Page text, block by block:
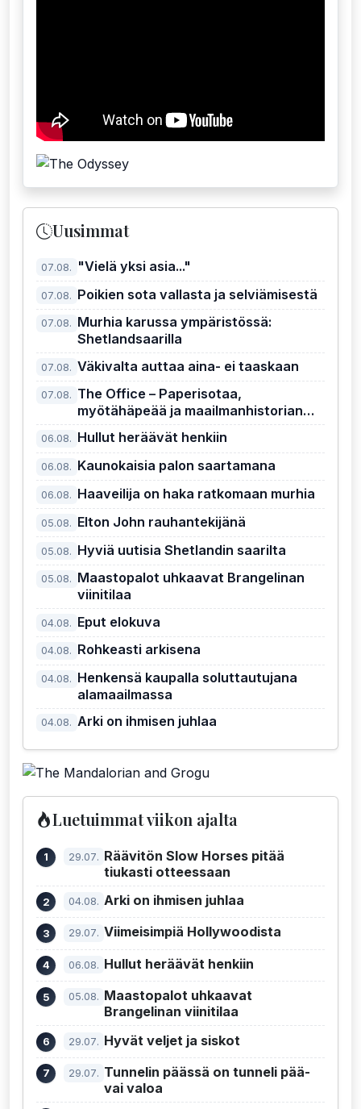
Uusimmat
07.08. "Vielä yksi asia..."
07.08. Poikien sota vallasta ja selviämisestä
07.08. Murhia karussa ympäristössä:
Shetlandsaarilla
07.08. Väkivalta auttaa aina- ei taaskaan
07.08. The Office – Paperisotaa,
myötähäpeää ja maailmanhistorian
kiusallisin pomo
06.08. Hullut heräävät henkiin
06.08. Kaunokaisia palon saartamana
06.08. Haaveilija on haka ratkomaan murhia
05.08. Elton John rauhantekijänä
05.08. Hyviä uutisia Shetlandin saarilta
05.08. Maastopalot uhkaavat Brangelinan
viinitilaa
04.08. Eput elokuva
04.08. Rohkeasti arkisena
04.08. Henkensä kaupalla soluttautujana
alamaailmassa
04.08. Arki on ihmisen juhlaa
Luetuimmat viikon ajalta
29.07. Räävitön Slow Horses pitää
tiukasti otteessaan
04.08. Arki on ihmisen juhlaa
29.07. Viimeisimpiä Hollywoodista
06.08. Hullut heräävät henkiin
05.08. Maastopalot uhkaavat
Brangelinan viinitilaa
29.07. Hyvät veljet ja siskot
29.07. Tunnelin päässä on tunneli pää-
vai valoa